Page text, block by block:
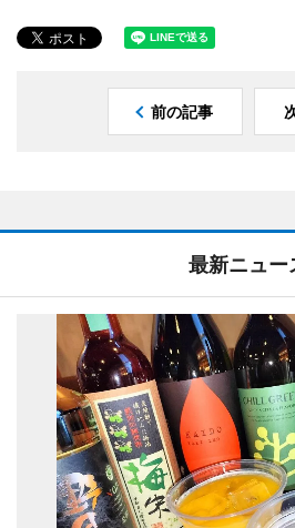
前の記事
最新ニュー